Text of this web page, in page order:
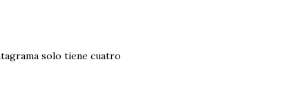
solo tiene cuatro